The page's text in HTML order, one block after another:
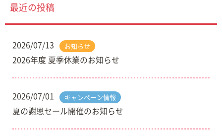
最近の投稿
2026/07/13 お知らせ
2026年度 夏季休業のお知らせ
2026/07/01 キャンペーン情報
夏の謝恩セール開催のお知らせ